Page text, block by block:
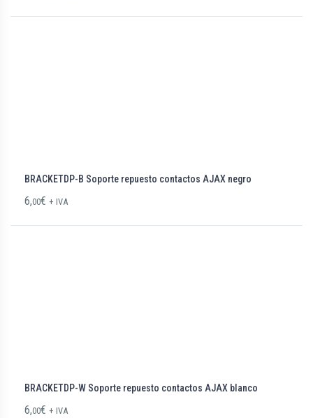
BRACKETDP-B Soporte repuesto contactos AJAX negro
6,00€ + IVA
BRACKETDP-W Soporte repuesto contactos AJAX blanco
6,00€ + IVA